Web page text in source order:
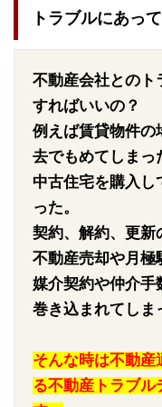
トラブルにあっ
不動産会社とのト
すればいいの？
例えば賃貸物件の
去でもめてしまっ
中古住宅を購入し
った。
契約、解約、更新
不動産売却や月極
媒介契約や仲介手
巻き込まれてしま
そんな時は不動産
る不動産トラブル